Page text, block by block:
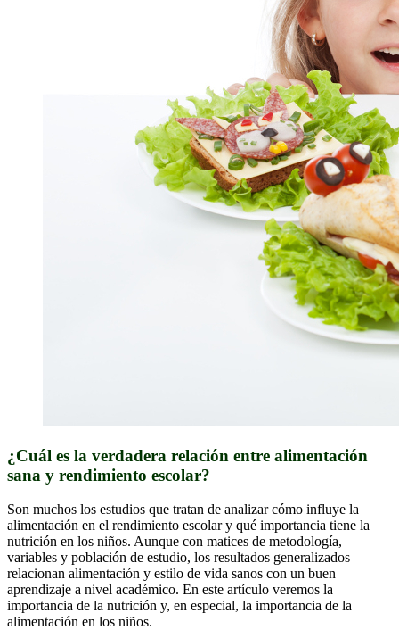
¿Cuál es la verdadera relación entre alimentación
sana y rendimiento escolar?
Son muchos los estudios que tratan de analizar cómo influye la
alimentación en el rendimiento escolar y qué importancia tiene la
nutrición en los niños. Aunque con matices de metodología,
variables y población de estudio, los resultados generalizados
relacionan alimentación y estilo de vida sanos con un buen
aprendizaje a nivel académico. En este artículo veremos la
importancia de la nutrición y, en especial, la importancia de la
alimentación en los niños.